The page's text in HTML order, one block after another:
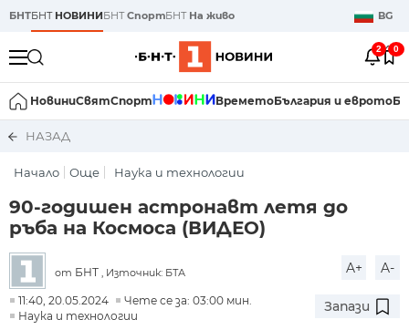
БНТБНТ НОВИНИБНТСпортБНТ На живо BG
2 0
НовиниСвятСпорт ВреметоБългария и еврото
НАЗАД
Начало Още Наука и технологии
90-годишен астронавт летя до
ръба на Космоса (ВИДЕО)
от БНТ , Източник: БТА A+ A-
11:40, 20.05.2024
Чете се за: 03:00 мин.
Наука и технологии
Запази